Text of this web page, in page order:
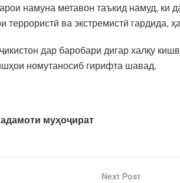
намуна метавон таъкид намуд,
террористӣ ва экстремистӣ
дар баробари дигар халқу
номутаносиб гирифта шавад.
муҳоҷират
Next Post